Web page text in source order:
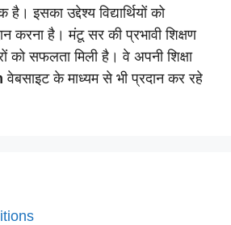
इसका उद्देश्य विद्यार्थियों को
करना है। मंटू सर की प्रभावी शिक्षण
को सफलता मिली है। वे अपनी शिक्षा
वेबसाइट के माध्यम से भी प्रदान कर रहे